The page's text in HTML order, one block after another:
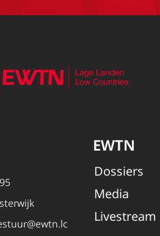
EWTN
Dossiers
Media
Livestream